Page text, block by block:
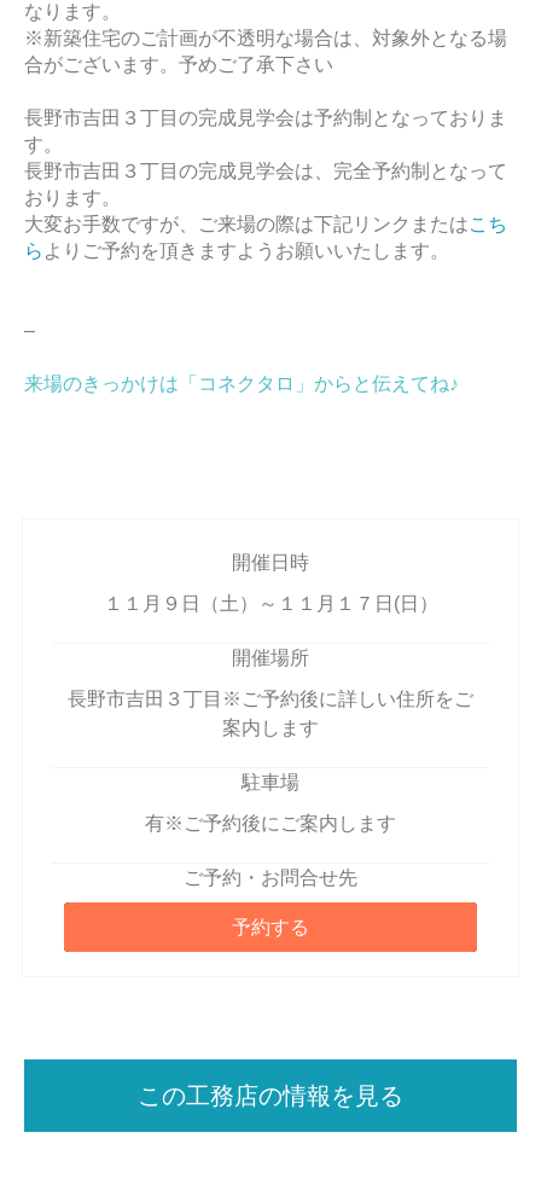
なります。
※新築住宅のご計画が不透明な場合は、対象外となる場
合がございます。予めご了承下さい
長野市吉田３丁目の完成見学会は予約制となっておりま
す。
長野市吉田３丁目の完成見学会は、完全予約制となって
おります。
大変お手数ですが、ご来場の際は下記リンクまたはこち
ら よりご予約を頂きますようお願いいたします。
–
来場のきっかけは「コネクタロ」からと伝えてね♪
開催日時
１１月９日（土）～１１月１７日(日）
開催場所
長野市吉田３丁目※ご予約後に詳しい住所をご
案内します
駐車場
有※ご予約後にご案内します
ご予約・お問合せ先
予約する
この工務店の情報を見る